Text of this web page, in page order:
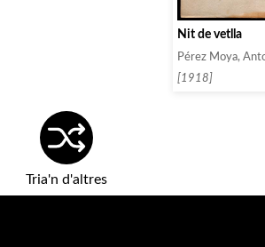
Nit de vetlla
Pérez Moya,
[1918]
Tria'n d'altres